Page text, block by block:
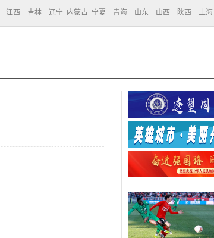
江西 吉林 辽宁 内蒙古 宁夏 青海 山东 山西 陕西 上海